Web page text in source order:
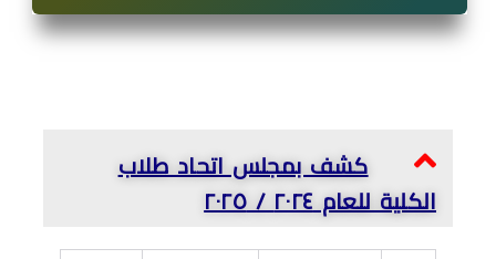
كشف بمجلس اتحاد طلاب
الكلية للعام ٢٠٢٤ / ٢٠٢٥